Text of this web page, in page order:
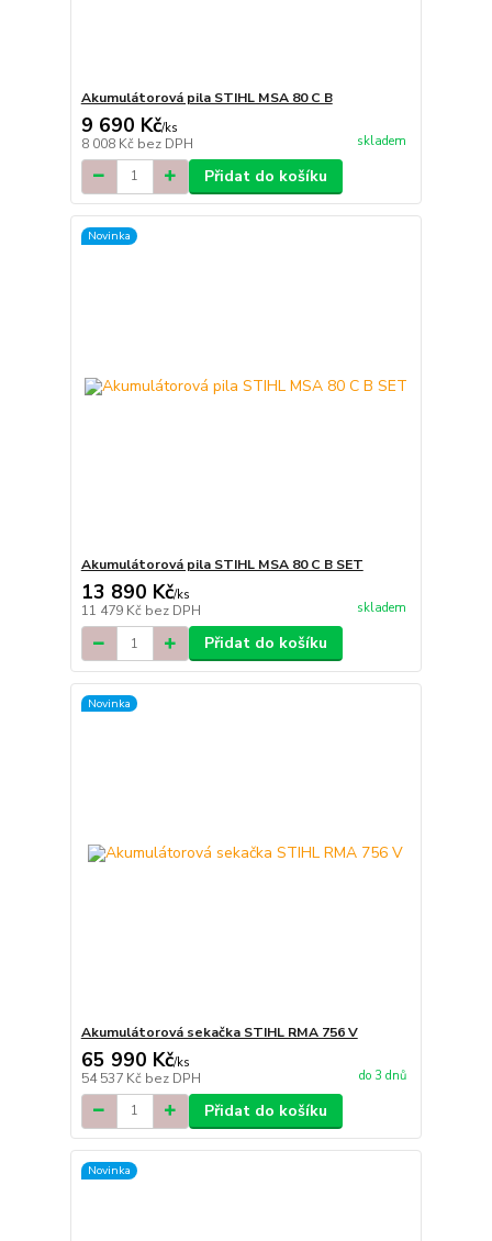
Akumulátorová pila STIHL MSA 80 C B
9 690 Kč/ks
8 008 Kč bez DPH skladem
Přidat do košíku
Novinka
Akumulátorová pila STIHL MSA 80 C B SET
13 890 Kč/ks
11 479 Kč bez DPH skladem
Přidat do košíku
Novinka
Akumulátorová sekačka STIHL RMA 756 V
65 990 Kč/ks
54 537 Kč bez DPH do 3 dnů
Přidat do košíku
Novinka